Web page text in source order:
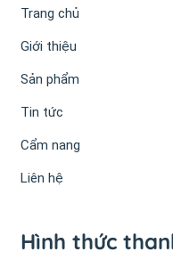
Trang chủ
Giới thiệu
Sản phẩm
Tin tức
Cẩm nang
Liên hệ
Hình thức